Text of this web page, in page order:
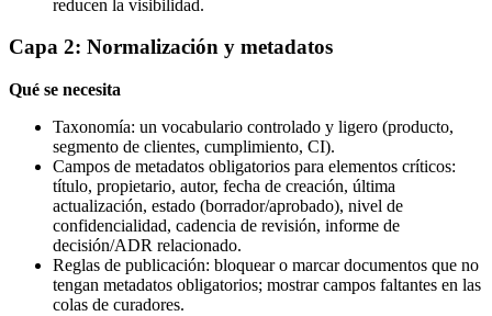
reducen la visibilidad.
Capa 2: Normalización y metadatos
Qué se necesita
Taxonomía: un vocabulario controlado y ligero (producto,
segmento de clientes, cumplimiento, CI).
Campos de metadatos obligatorios para elementos críticos:
título, propietario, autor, fecha de creación, última
actualización, estado (borrador/aprobado), nivel de
confidencialidad, cadencia de revisión, informe de
decisión/ADR relacionado.
Reglas de publicación: bloquear o marcar documentos que no
tengan metadatos obligatorios; mostrar campos faltantes en las
colas de curadores.